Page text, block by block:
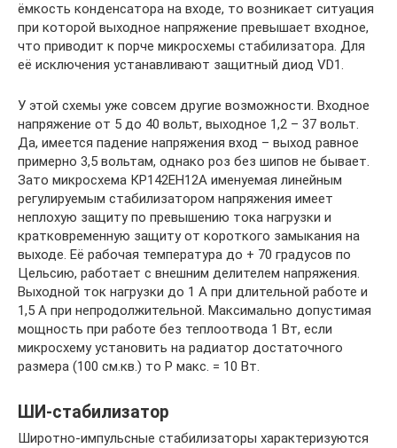
ёмкость конденсатора на входе, то возникает ситуация
при которой выходное напряжение превышает входное,
что приводит к порче микросхемы стабилизатора. Для
её исключения устанавливают защитный диод VD1.
У этой схемы уже совсем другие возможности. Входное
напряжение от 5 до 40 вольт, выходное 1,2 – 37 вольт.
Да, имеется падение напряжения вход – выход равное
примерно 3,5 вольтам, однако роз без шипов не бывает.
Зато микросхема КР142ЕН12А именуемая линейным
регулируемым стабилизатором напряжения имеет
неплохую защиту по превышению тока нагрузки и
кратковременную защиту от короткого замыкания на
выходе. Её рабочая температура до + 70 градусов по
Цельсию, работает с внешним делителем напряжения.
Выходной ток нагрузки до 1 А при длительной работе и
1,5 А при непродолжительной. Максимально допустимая
мощность при работе без теплоотвода 1 Вт, если
микросхему установить на радиатор достаточного
размера (100 см.кв.) то Р макс. = 10 Вт.
ШИ-стабилизатор
Широтно-импульсные стабилизаторы характеризуются